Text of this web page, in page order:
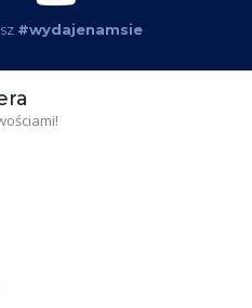
#wydajenamsie